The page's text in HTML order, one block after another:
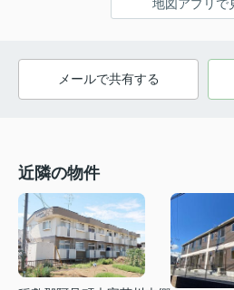
地図アプリで
メールで共有する
近隣の物件